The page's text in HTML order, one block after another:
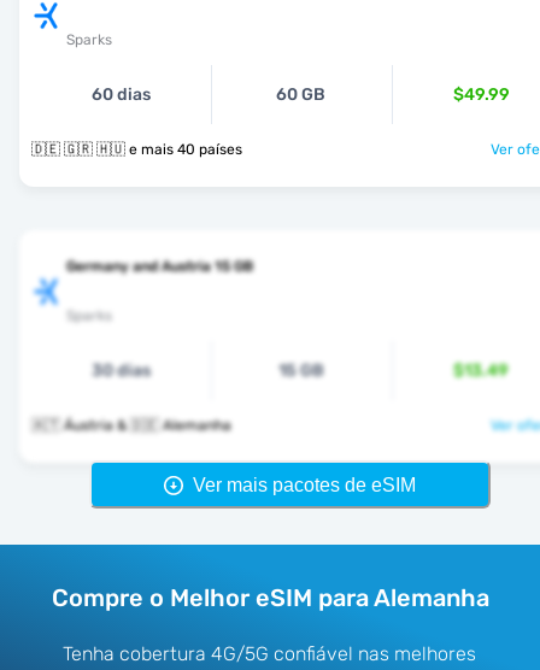
Sparks
60 dias 60 GB $49.99
🇩🇪 🇬🇷 🇭🇺 e mais 40 países Ver
Germany and Austria 15 GB
Sparks
30 dias 15 GB $13.49
🇦🇹 Áustria & 🇩🇪 Alemanha Ver
Ver mais pacotes de eSIM
Compre o Melhor eSIM para Alemanha
Tenha cobertura 4G/5G confiável nas melhores